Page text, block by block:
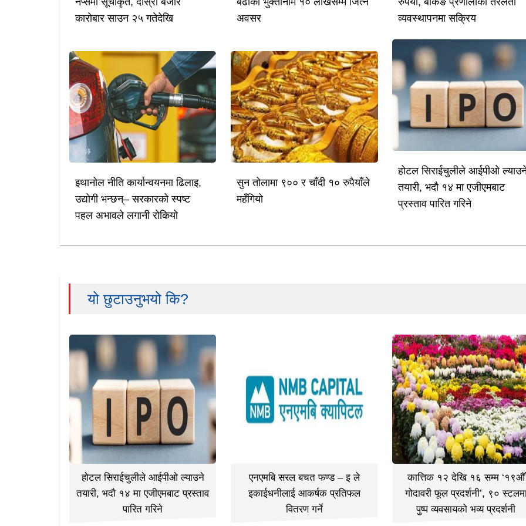
कारोबार साउन २५ गतेदेखि
अवसर
व्यवस्थापनमा सक्रिय
इथानोल नीति कार्यान्वयनमा ढिलाइ,
उद्योगी भन्छन्– सरकारको स्पष्ट
पहल अभावले लगानी रोकियो
सुन तोलामा ९०० र चाँदी १० रुपैयाँले
महँगियो
होटल सिराईचुलीले आईपीओ
तयारी, भदौ १४ मा एजीएमबाट
प्रस्ताव पारित गरिने
यो छुटाउनुभयो कि?
होटल सिराईचुलीले आईपीओ ल्याउने
तयारी, भदौ १४ मा एजीएमबाट प्रस्ताव
पारित गरिने
एनएमबि सरल बचत फण्ड – इ ले
इकाईधनीलाई आकर्षक प्रतिफल
वितरण गर्ने
कात्तिक १२ देखि १६ सम्म ‘१९औँ
गोदावरी फूल प्रदर्शनी’, ९०
पुष्प व्यवसायको भव्य प्रदर्शनी